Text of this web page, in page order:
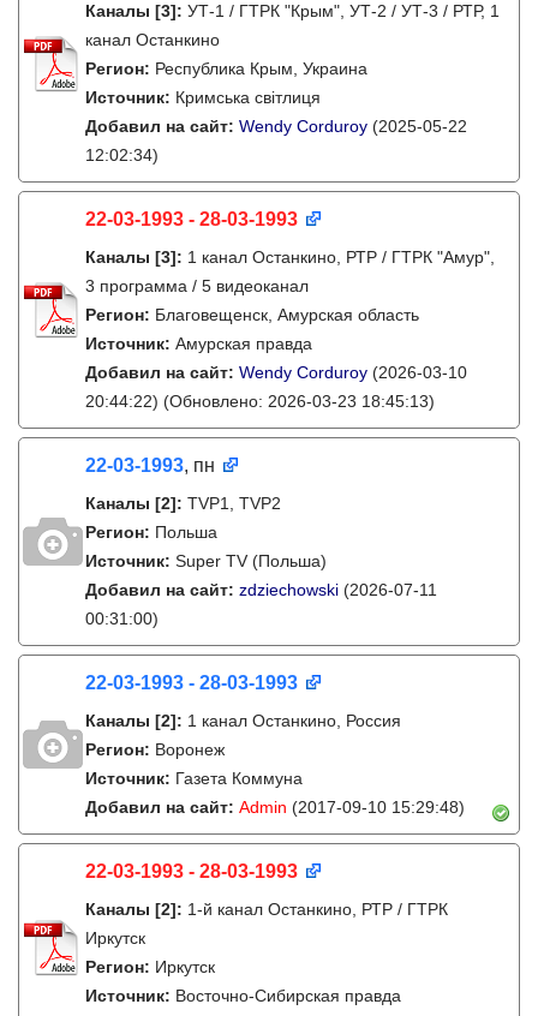
Каналы [3]: УТ-1 / ГТРК "Крым", УТ-2 / УТ-3 / РТР, 1
канал Останкино
Регион: Республика Крым, Украина
Источник: Кримська світлиця
Добавил на сайт: Wendy Corduroy (2025-05-22
12:02:34)
22-03-1993 - 28-03-1993
Каналы [3]: 1 канал Останкино, РТР / ГТРК "Амур",
3 программа / 5 видеоканал
Регион: Благовещенск, Амурская область
Источник: Амурская правда
Добавил на сайт: Wendy Corduroy (2026-03-10
20:44:22) (Обновлено: 2026-03-23 18:45:13)
22-03-1993, пн
Каналы [2]: TVP1, TVP2
Регион: Польша
Источник: Super TV (Польша)
Добавил на сайт: zdziechowski (2026-07-11
00:31:00)
22-03-1993 - 28-03-1993
Каналы [2]: 1 канал Останкино, Россия
Регион: Воронеж
Источник: Газета Коммуна
Добавил на сайт: Admin (2017-09-10 15:29:48)
22-03-1993 - 28-03-1993
Каналы [2]: 1-й канал Останкино, РТР / ГТРК
Иркутск
Регион: Иркутск
Источник: Восточно-Сибирская правда